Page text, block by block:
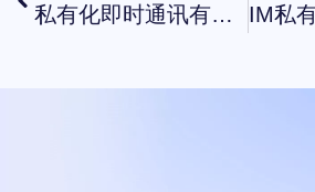
私有化即时通讯有哪些？3款快速平替钉钉、企业微信的国产化信创即时通讯推荐